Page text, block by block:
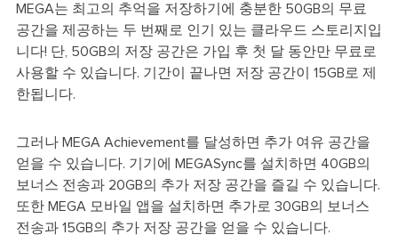
MEGA는 최고의 추억을 저장하기에 충분한 50GB의 무료
공간을 제공하는 두 번째로 인기 있는 클라우드 스토리지입
니다! 단, 50GB의 저장 공간은 가입 후 첫 달 동안만 무료로
사용할 수 있습니다. 기간이 끝나면 저장 공간이 15GB로 제
한됩니다.
그러나 MEGA Achievement를 달성하면 추가 여유 공간을
얻을 수 있습니다. 기기에 MEGASync를 설치하면 40GB의
보너스 전송과 20GB의 추가 저장 공간을 즐길 수 있습니다.
또한 MEGA 모바일 앱을 설치하면 추가로 30GB의 보너스
전송과 15GB의 추가 저장 공간을 얻을 수 있습니다.